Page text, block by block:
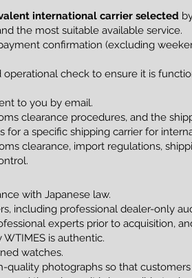
international carrier selected
the most suitable available service.
confirmation (excluding
check to ensure it is
to you by email.
clearance procedures, and the
a specific shipping carrier for
clearance, import regulations,
with Japanese law.
including professional dealer-only
experts prior to acquisition,
is authentic.
watches.
photographs so that